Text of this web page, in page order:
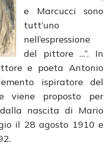
e Marcucci sono
tutt’uno
nell’espressione
del pittore …”. In
e poeta Antonio
ispiratore del
viene proposto per
nascita di Mario
il 28 agosto 1910 e